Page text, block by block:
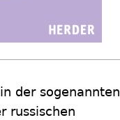
der sogenannten
russischen